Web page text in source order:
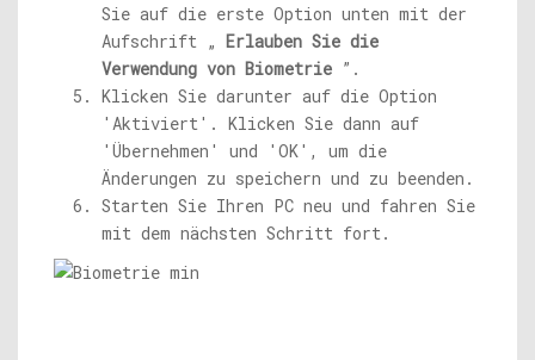
Sie auf die erste Option unten mit der
Aufschrift „ Erlauben Sie die
Verwendung von Biometrie ”.
Klicken Sie darunter auf die Option
'Aktiviert'. Klicken Sie dann auf
'Übernehmen' und 'OK', um die
Änderungen zu speichern und zu beenden.
Starten Sie Ihren PC neu und fahren Sie
mit dem nächsten Schritt fort.